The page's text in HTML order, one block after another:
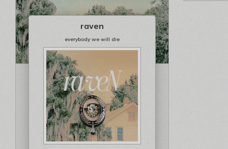
raven
everybody we will die